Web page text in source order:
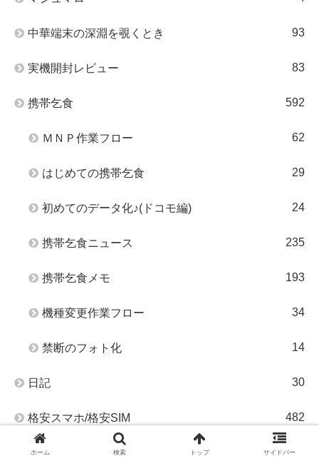
中華端末の深淵を覗くとき 93
実機開封レビュー 83
携帯乞食 592
ＭＮＰ作業フロー 62
はじめての携帯乞食 29
初めてのデータ化♪(ドコモ編) 24
携帯乞食ニュース 235
携帯乞食メモ 193
機種変更作業フロー 34
禁断のフォト化 14
日記 30
格安スマホ/格安SIM 482
J:COMモバイル 48
ホーム 検索 トップ サイドバー